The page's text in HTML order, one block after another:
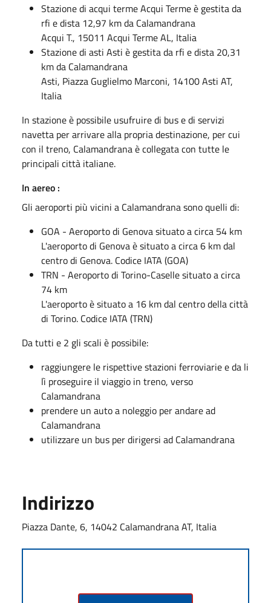
Stazione di acqui terme Acqui Terme è gestita da
rfi e dista 12,97 km da Calamandrana
Acqui T., 15011 Acqui Terme AL, Italia
Stazione di asti Asti è gestita da rfi e dista 20,31
km da Calamandrana
Asti, Piazza Guglielmo Marconi, 14100 Asti AT,
Italia
In stazione è possibile usufruire di bus e di servizi
navetta per arrivare alla propria destinazione, per cui
con il treno, Calamandrana è collegata con tutte le
principali città italiane.
In aereo :
Gli aeroporti più vicini a Calamandrana sono quelli di:
GOA - Aeroporto di Genova situato a circa 54 km
L'aeroporto di Genova è situato a circa 6 km dal
centro di Genova. Codice IATA (GOA)
TRN - Aeroporto di Torino-Caselle situato a circa
74 km
L'aeroporto è situato a 16 km dal centro della città
di Torino. Codice IATA (TRN)
Da tutti e 2 gli scali è possibile:
raggiungere le rispettive stazioni ferroviarie e da li
lì proseguire il viaggio in treno, verso
Calamandrana
prendere un auto a noleggio per andare ad
Calamandrana
utilizzare un bus per dirigersi ad Calamandrana
Indirizzo
Piazza Dante, 6, 14042 Calamandrana AT, Italia